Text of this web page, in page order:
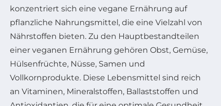
konzentriert sich eine vegane Ernährung auf
pflanzliche Nahrungsmittel, die eine Vielzahl von
Nährstoffen bieten. Zu den Hauptbestandteilen
einer veganen Ernährung gehören Obst, Gemüse,
Hülsenfrüchte, Nüsse, Samen und
Vollkornprodukte. Diese Lebensmittel sind reich
an Vitaminen, Mineralstoffen, Ballaststoffen und